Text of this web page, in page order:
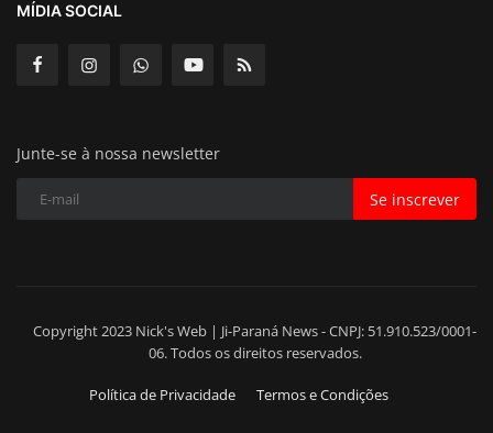
MÍDIA SOCIAL
Junte-se à nossa newsletter
Se inscrever
Copyright 2023 Nick's Web | Ji-Paraná News - CNPJ: 51.910.523/0001-
06. Todos os direitos reservados.
Política de Privacidade Termos e Condições